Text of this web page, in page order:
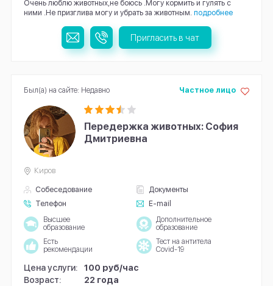
Очень люблю животных,не боюсь .Могу кормить и гулять с
ними .Не призглива могу и убрать за животным. подробнее
Пригласить в чат
Передержка животных: София
Дмитриевна
Собеседование
Документы
Телефон
E-mail
Частное лицо
Киров
Высшее
образование
Дополнительное
образование
Есть
рекомендации
Тест на антитела
Covid-19
Цена услуги:
100 руб/час
Возраст:
22 года
Был(а) на сайте: Недавно